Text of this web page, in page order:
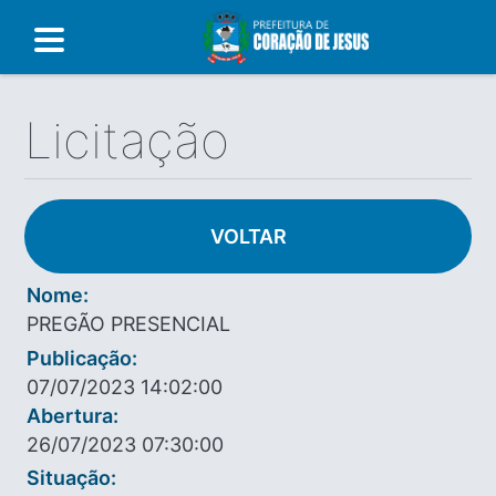
Licitação
VOLTAR
Nome:
PREGÃO PRESENCIAL
Publicação:
07/07/2023 14:02:00
Abertura:
26/07/2023 07:30:00
Situação: